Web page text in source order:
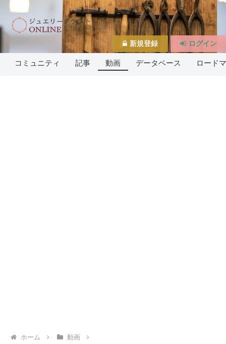
コミュニティ 記事 動画 データベース ロード
ホーム 動画
新規登録 ログイン